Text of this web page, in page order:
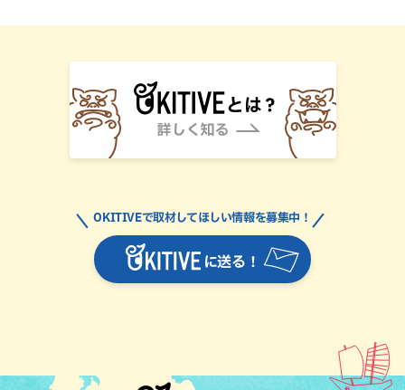
に送る！
OKITIVEで取材してほしい情報を募集中！